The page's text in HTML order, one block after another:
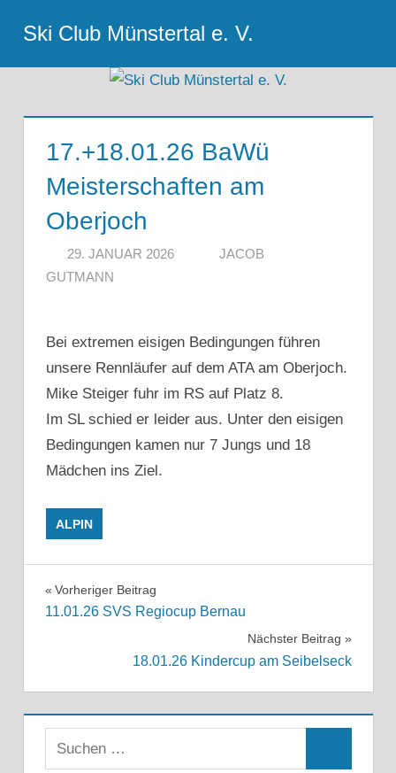
Inhalt
springen
Ski Club Münstertal e. V.
17.+18.01.26 BaWü
Meisterschaften am
Oberjoch
29. JANUAR 2026
JACOB
GUTMANN
Bei extremen eisigen Bedingungen führen
unsere Rennläufer auf dem ATA am Oberjoch.
Mike Steiger fuhr im RS auf Platz 8.
Im SL schied er leider aus. Unter den eisigen
Bedingungen kamen nur 7 Jungs und 18
Mädchen ins Ziel.
ALPIN
Beitragsnavigation
Vorheriger Beitrag
11.01.26 SVS Regiocup Bernau
Nächster Beitrag
18.01.26 Kindercup am Seibelseck